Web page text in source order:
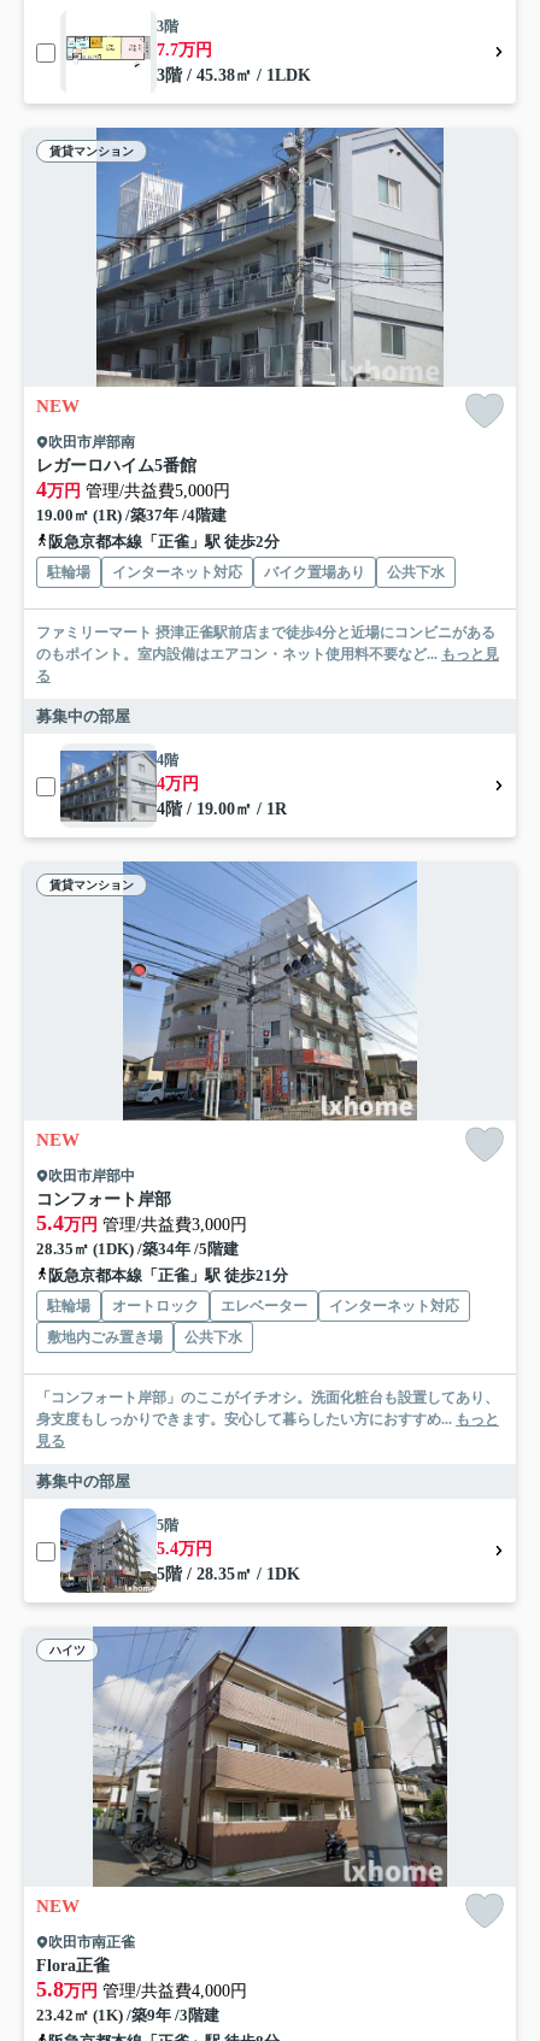
3階
7.7万円
3階 / 45.38㎡ / 1LDK
賃貸マンション
NEW
吹田市岸部南
レガーロハイム5番館
4万円 管理/共益費5,000円
19.00㎡ (1R) /築37年 /4階建
阪急京都本線「正雀」駅 徒歩2分
駐輪場 インターネット対応 バイク置場あり 公共下水
ファミリーマート 摂津正雀駅前店まで徒歩4分と近場にコンビニがある
のもポイント。室内設備はエアコン・ネット使用料不要など... もっと見
る
募集中の部屋
4階
4万円
4階 / 19.00㎡ / 1R
賃貸マンション
NEW
吹田市岸部中
コンフォート岸部
5.4万円 管理/共益費3,000円
28.35㎡ (1DK) /築34年 /5階建
阪急京都本線「正雀」駅 徒歩21分
駐輪場 オートロック エレベーター
インターネット対応
敷地内ごみ置き場
公共下水
「コンフォート岸部」のここがイチオシ。洗面化粧台も設置してあり、
身支度もしっかりできます。安心して暮らしたい方におすすめ... もっと
見る
募集中の部屋
5階
5.4万円
5階 / 28.35㎡ / 1DK
ハイツ
NEW
吹田市南正雀
Flora正雀
5.8万円 管理/共益費4,000円
23.42㎡ (1K) /築9年 /3階建